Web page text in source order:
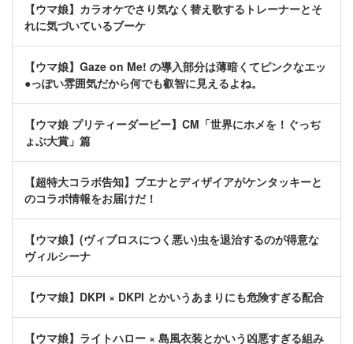
【ウマ娘】カラオケでさり気なく替え歌するトレーナーとそ
れに気づいているブーケ
【ウマ娘】Gaze on Me! の導入部分は薄暗くてピンクなエッ
●っぽい雰囲気だから何でも叡智に見えるよね。
【ウマ娘 プリティーダービー】CM「世界にホメを！ぐっぢ
ょぶ大賞」篇
【超特大コラボ告知】ブエナとディザイアがケンタッキーと
のコラボ情報をお届けだ！
【ウマ娘】(ヴィブロスにつく悪い)虫を退治するのが得意な
ヴィルシーナ
【ウマ娘】DKPI × DKPI とかいうあまりにも危険すぎる配合
【ウマ娘】ライトハロー × 島風衣装とかいう凶悪すぎる組み